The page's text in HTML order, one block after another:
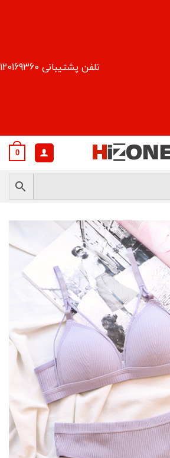
تلفن پشتیبانی 09120169360
0